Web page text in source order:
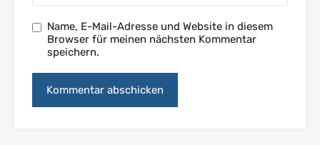
Name, E-Mail-Adresse und Website in diesem
Browser für meinen nächsten Kommentar
speichern.